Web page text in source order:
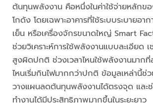
ต้นทุนพลังงาน คือหนึ่งในค่าใช้จ่ายหลักขอ
โกดัง โดยเฉพาะอาคารที่ใช้ระบบระบายอา
เย็น หรือเครื่องจักรขนาดใหญ่ Smart
ช่วยวิเคราะห์การใช้พลังงานแบบละเอียด
สูงผิดปกติ ช่วงเวลาไหนใช้พลังงานมา
ไหนเริ่มกินไฟมากกว่าปกติ ข้อมูลเหล่านี้ช่ว
วางแผนลดต้นทุนพลังงานได้ตรงจุด และช่
ทำงานได้มีประสิทธิภาพมากขึ้นในระยะยาว